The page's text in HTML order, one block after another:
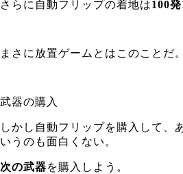
さらに自動フリップの着地は100
まさに放置ゲームとはこのことだ。
武器の購入
しかし自動フリップを購入して、
いうのも面白くない。
次の武器を購入しよう。